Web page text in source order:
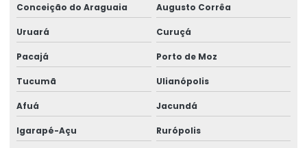
Conceição do Araguaia Augusto Corrêa
Uruará Curuçá
Pacajá Porto de Moz
Tucumã Ulianópolis
Afuá Jacundá
Igarapé-Açu Rurópolis